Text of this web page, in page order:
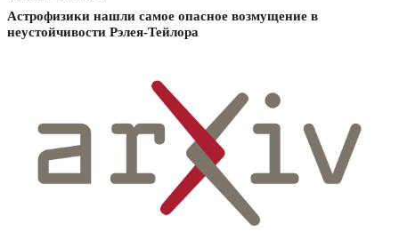
Астрофизики нашли самое опасное возмущение в
неустойчивости Рэлея-Тейлора